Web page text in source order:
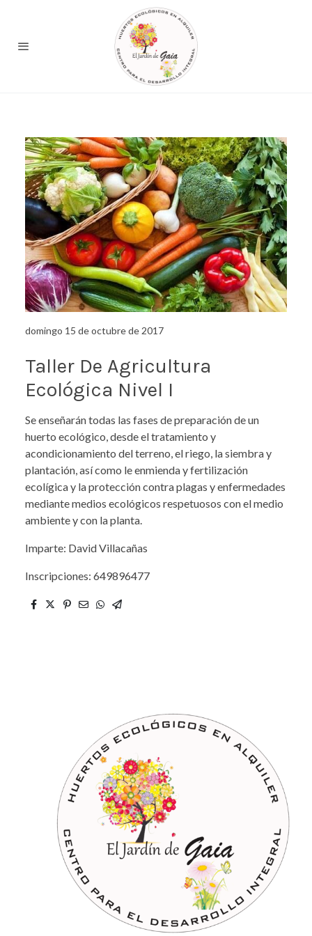
domingo 15 de octubre de 2017
Taller De Agricultura
Ecológica Nivel I
Se enseñarán todas las fases de preparación de un
huerto ecológico, desde el tratamiento y
acondicionamiento del terreno, el riego, la siembra y
plantación, así como le enmienda y fertilización
ecolígica y la protección contra plagas y enfermedades
mediante medios ecológicos respetuosos con el medio
ambiente y con la planta.
Imparte: David Villacañas
Inscripciones: 649896477